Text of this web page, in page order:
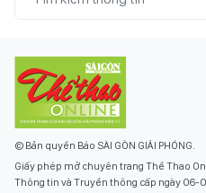
© Bản quyền Báo SÀI GÒN GIẢI PHÓNG.
Giấy phép mở chuyên trang Thể Thao
Thông tin và Truyền thông cấp ngày 06-